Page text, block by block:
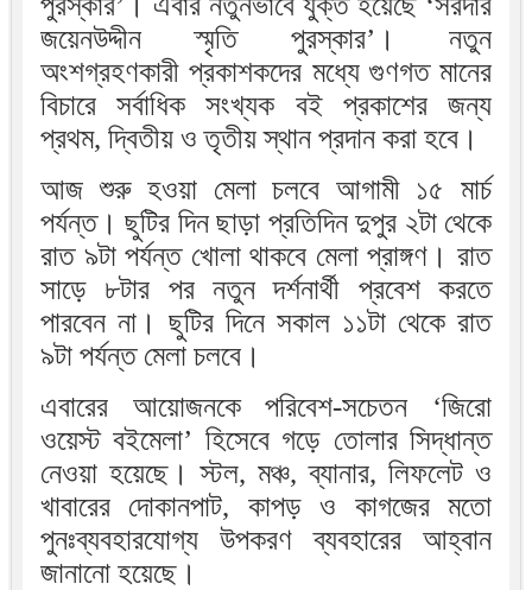
জয়েনউদ্দীন স্মৃতি পুরস্কার’। নতুন
অংশগ্রহণকারী প্রকাশকদের মধ্যে গুণগত মানের
বিচারে সর্বাধিক সংখ্যক বই প্রকাশের জন্য
প্রথম, দ্বিতীয় ও তৃতীয় স্থান প্রদান করা হবে।
আজ শুরু হওয়া মেলা চলবে আগামী ১৫ মার্চ
পর্যন্ত। ছুটির দিন ছাড়া প্রতিদিন দুপুর ২টা থেকে
রাত ৯টা পর্যন্ত খোলা থাকবে মেলা প্রাঙ্গণ। রাত
সাড়ে ৮টার পর নতুন দর্শনার্থী প্রবেশ করতে
পারবেন না। ছুটির দিনে সকাল ১১টা থেকে রাত
৯টা পর্যন্ত মেলা চলবে।
এবারের আয়োজনকে পরিবেশ-সচেতন ‘জিরো
ওয়েস্ট বইমেলা’ হিসেবে গড়ে তোলার সিদ্ধান্ত
নেওয়া হয়েছে। স্টল, মঞ্চ, ব্যানার, লিফলেট ও
খাবারের দোকানপাট, কাপড় ও কাগজের মতো
পুনঃব্যবহারযোগ্য উপকরণ ব্যবহারের আহ্বান
জানানো হয়েছে।